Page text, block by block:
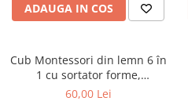
ADAUGA IN COS
Cub Montessori din lemn 6 în
1 cu sortator forme,
angrenaje și activități
60,00 Lei